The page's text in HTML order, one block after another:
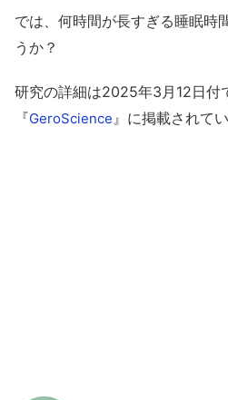
では、何時間が長すぎる睡眠時
うか？
研究の詳細は2025年3月12日付
『GeroScience 』に掲載されてい